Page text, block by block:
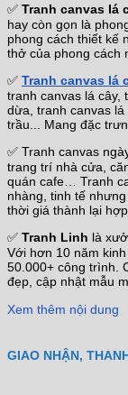
✅ Tranh canvas lá
hay còn gọn là
phong cách thiết kế
thở của phong cách
✅ Tranh canvas lá
tranh canvas lá cây,
dừa, tranh canvas
trầu... Mang đặc
✅ Tranh canvas
trang trí nhà cửa,
quán cafe… Tranh
nhàng, tinh tế
thời giá thành lại hợp
✅ Tranh Linh là
Với hơn 10 năm
50.000+ công trình.
đẹp, cập nhật mẫu
Xem thêm nội dung
GIAO NHẬN,